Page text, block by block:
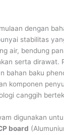
dengan
stabilitas
air, bendung
serta dirawat.
bahan baku
komponen
canggih
digunakan
board